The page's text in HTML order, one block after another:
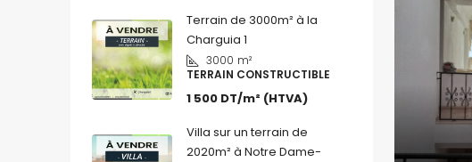
Terrain de 3000m² à la
Charguia 1
3000 m²
TERRAIN CONSTRUCTIBLE
1 500 DT/m² (HTVA)
Villa sur un terrain de
2020m² à Notre Dame-